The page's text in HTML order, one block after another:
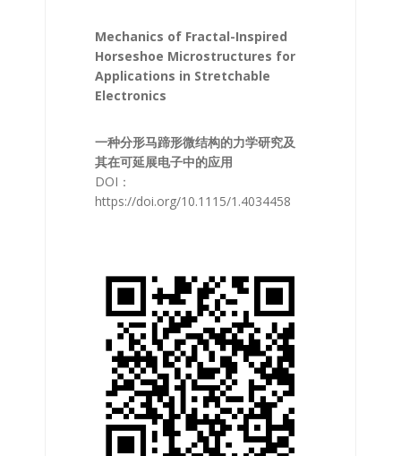
Mechanics of Fractal-Inspired
Horseshoe Microstructures for
Applications in Stretchable
Electronics
一种分形马蹄形微结构的力学研究及
其在可延展电子中的应用
DOI：
https://doi.org/10.1115/1.4034458